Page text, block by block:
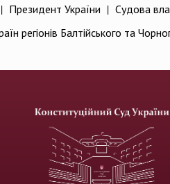
| Президент України | Судова
регіонів Балтійського та